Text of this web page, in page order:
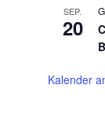
SEP.
20
Kalender